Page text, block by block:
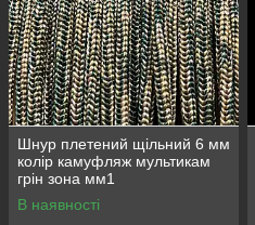
Шнур плетений щільний 6 мм
колір камуфляж мультикам
грін зона мм1
В наявності